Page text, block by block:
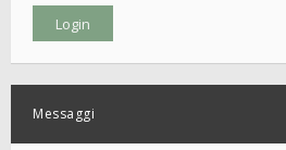
Messaggi